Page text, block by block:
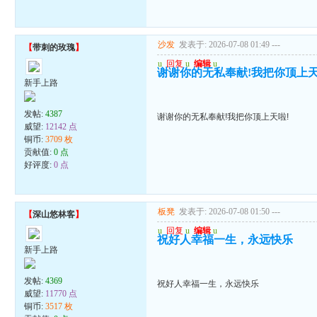
【带刺的玫瑰】
新手上路
发帖:4387
威望: 12142 点
铜币:3709 枚
贡献值:0 点
好评度:0 点
沙发 发表于: 2026-07-08 01:49 ---
u 回复 u 编辑 u
谢谢你的无私奉献!我把你顶上
谢谢你的无私奉献!我把你顶上天啦!
【深山悠林客】
新手上路
发帖:4369
威望: 11770 点
铜币:3517 枚
板凳 发表于: 2026-07-08 01:50 ---
u 回复 u 编辑 u
祝好人幸福一生，永远快乐
祝好人幸福一生，永远快乐